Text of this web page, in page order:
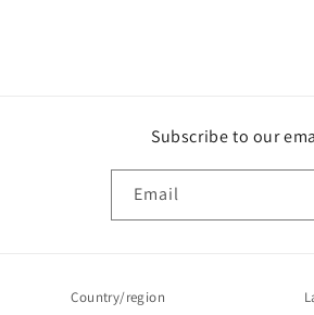
Subscribe to our
Email
Country/region